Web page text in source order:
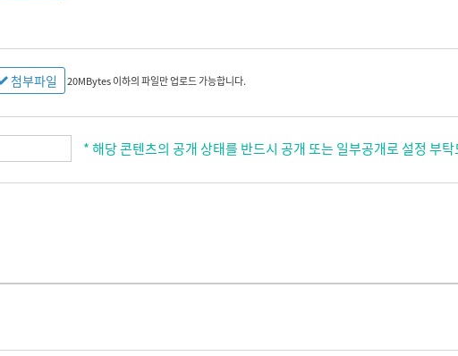
* 해당 콘텐츠의 공개 상태를 반드시 공개 또는 일부공개로 설정 부